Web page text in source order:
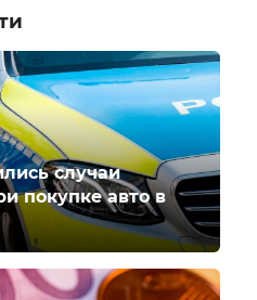
случаи
покупке авто в